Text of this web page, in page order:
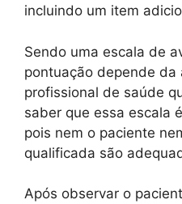
incluindo um item
Sendo uma escala de
pontuação depende da
profissional de saúde
saber que essa escala
pois nem o paciente
qualificada são
Após observar o